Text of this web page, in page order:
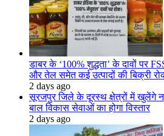
डाबर के ‘100% शुद्धता’ के दावों पर
और तेल समेत कई उत्पादों की बिक्री
2 days ago
सूरजपुर जिले के दूरस्थ क्षेत्रों में खुलेंगे
बाल विकास सेवाओं का होगा विस्तार
2 days ago